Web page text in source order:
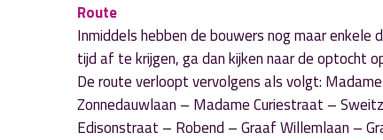
Route
Inmiddels hebben de bouwers nog maar
tijd af te krijgen, ga dan kijken naar de optocht
De route verloopt vervolgens als volgt:
Zonnedauwlaan – Madame Curiestraat –
Edisonstraat – Robend – Graaf Willemlaan –